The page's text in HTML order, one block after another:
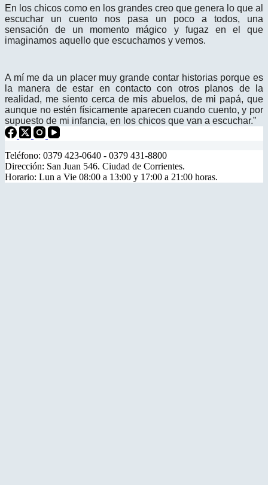
En los chicos como en los grandes creo que genera lo que al
escuchar un cuento nos pasa un poco a todos, una
sensación de un momento mágico y fugaz en el que
imaginamos aquello que escuchamos y vemos.
A mí me da un placer muy grande contar historias porque es
la manera de estar en contacto con otros planos de la
realidad, me siento cerca de mis abuelos, de mi papá, que
aunque no estén físicamente aparecen cuando cuento, y por
supuesto de mi infancia, en los chicos que van a escuchar.”
Teléfono: 0379 423-0640 - 0379 431-8800
Dirección: San Juan 546. Ciudad de Corrientes.
Horario: Lun a Vie 08:00 a 13:00 y 17:00 a 21:00 horas.